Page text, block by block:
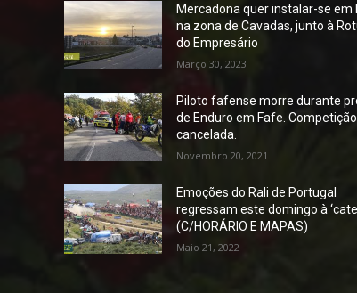
Mercadona quer instalar-se em
na zona de Cavadas, junto à
do Empresário
Março 30, 2023
Piloto fafense morre durante
de Enduro em Fafe.
cancelada.
Novembro 20, 2021
Emoções do Rali de Portugal
regressam este domingo à
(C/HORÁRIO E MAPAS)
Maio 21, 2022